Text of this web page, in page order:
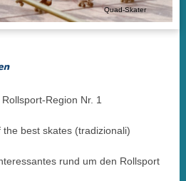
Quad-Skater
Rollsport-Region Nr. 1
best skates (tradizionali)
rund um den Rollsport